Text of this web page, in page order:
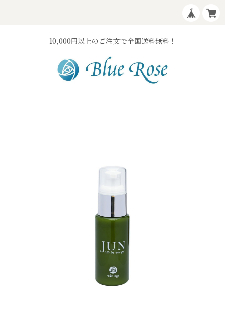
10,000円以上のご注文で全国送料無料！